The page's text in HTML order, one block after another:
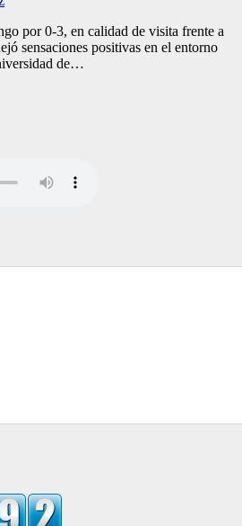
por 0-3, en calidad de visita frente a
sensaciones positivas en el entorno
de…